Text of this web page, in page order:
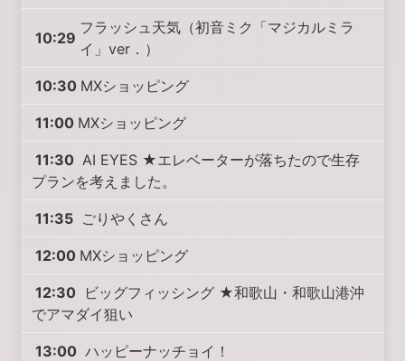
10:29
フラッシュ天気（初音ミク「マジカルミラ
イ」ver．）
10:30 MXショッピング
11:00 MXショッピング
11:30 AI EYES ★エレベーターが落ちたので生存
プランを考えました。
11:35 ごりやくさん
12:00 MXショッピング
12:30 ビッグフィッシング ★和歌山・和歌山港沖
でアマダイ狙い
13:00 ハッピーナッチョイ！